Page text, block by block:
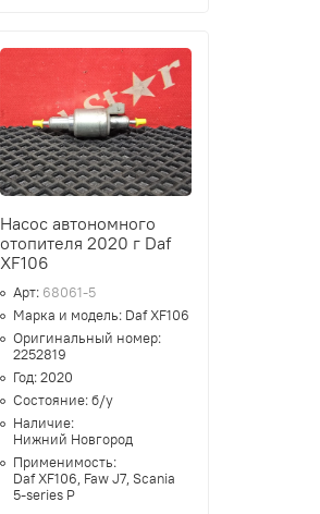
Насос автономного
отопителя 2020 г Daf
XF106
Арт: 68061-5
Марка и модель: Daf XF106
Оригинальный номер:
2252819
Год:2020
Состояние:б/у
Наличие:
Нижний Новгород
Применимость:
Daf XF106, Faw J7, Scania
5-series P